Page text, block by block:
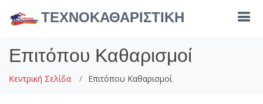
ΤΕΧΝΟΚΑΘΑΡΙΣΤΙΚΗ
Επιτόπου Καθαρισμοί
Κεντρική Σελίδα Επιτόπου Καθαρισμοί